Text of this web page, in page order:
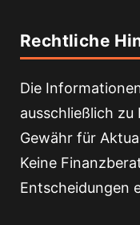
Rechtliche
Die
ausschließlich
Gewähr für
Keine
Entscheidungen